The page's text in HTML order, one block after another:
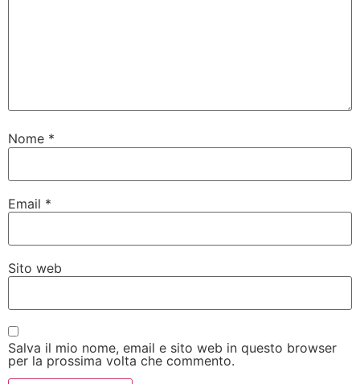
Nome *
Email *
Sito web
Salva il mio nome, email e sito web in questo browser
per la prossima volta che commento.